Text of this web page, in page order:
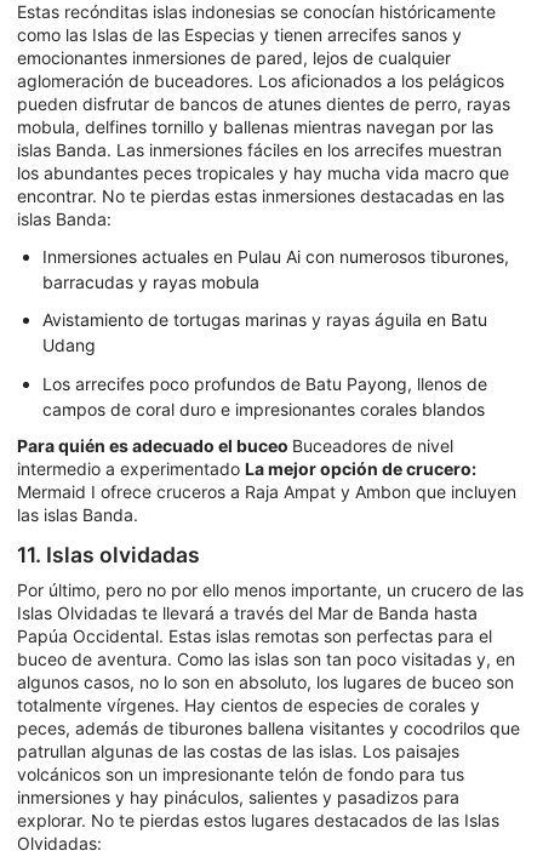
Estas recónditas islas indonesias se conocían históricamente
como las Islas de las Especias y tienen arrecifes sanos y
emocionantes inmersiones de pared, lejos de cualquier
aglomeración de buceadores. Los aficionados a los pelágicos
pueden disfrutar de bancos de atunes dientes de perro, rayas
mobula, delfines tornillo y ballenas mientras navegan por las
islas Banda. Las inmersiones fáciles en los arrecifes muestran
los abundantes peces tropicales y hay mucha vida macro que
encontrar. No te pierdas estas inmersiones destacadas en las
islas Banda:
Inmersiones actuales en Pulau Ai con numerosos tiburones,
barracudas y rayas mobula
Avistamiento de tortugas marinas y rayas águila en Batu
Udang
Los arrecifes poco profundos de Batu Payong, llenos de
campos de coral duro e impresionantes corales blandos
Para quién es adecuado el buceo Buceadores de nivel
intermedio a experimentado La mejor opción de crucero:
Mermaid I ofrece cruceros a Raja Ampat y Ambon que incluyen
las islas Banda.
11. Islas olvidadas
Por último, pero no por ello menos importante, un crucero de las
Islas Olvidadas te llevará a través del Mar de Banda hasta
Papúa Occidental. Estas islas remotas son perfectas para el
buceo de aventura. Como las islas son tan poco visitadas y, en
algunos casos, no lo son en absoluto, los lugares de buceo son
totalmente vírgenes. Hay cientos de especies de corales y
peces, además de tiburones ballena visitantes y cocodrilos que
patrullan algunas de las costas de las islas. Los paisajes
volcánicos son un impresionante telón de fondo para tus
inmersiones y hay pináculos, salientes y pasadizos para
explorar. No te pierdas estos lugares destacados de las Islas
Olvidadas: